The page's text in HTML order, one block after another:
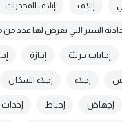
إتلاف إتلاف المخدرات
حادثة السير التي تعرض لها عدد من
إجابات جريئة إجازة
إجلاء إجلاء السكان
إجهاض إحباط إحداث